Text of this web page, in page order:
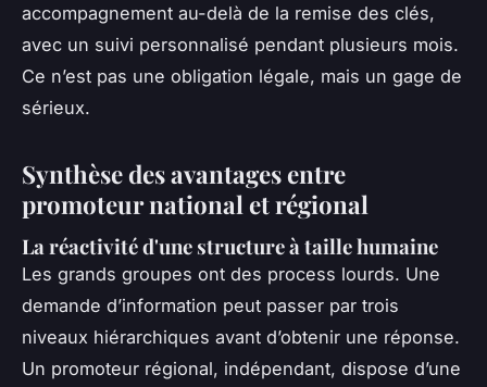
accompagnement au-delà de la remise des clés,
avec un suivi personnalisé pendant plusieurs mois.
Ce n’est pas une obligation légale, mais un gage de
sérieux.
Synthèse des avantages entre
promoteur national et régional
La réactivité d'une structure à taille humaine
Les grands groupes ont des process lourds. Une
demande d’information peut passer par trois
niveaux hiérarchiques avant d’obtenir une réponse.
Un promoteur régional, indépendant, dispose d’une